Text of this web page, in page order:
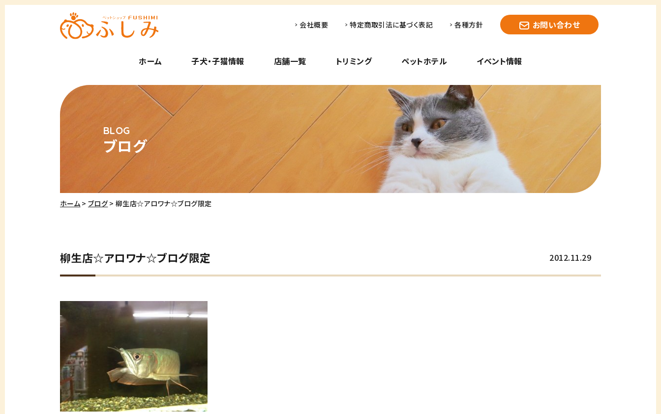
ホーム 子犬・子猫情報 店舗一覧 トリミング ペットホテル イベント情報
会社概要 特定商取引法に基づく表記 各種方針 お問い合わせ
ブログ
ホーム ブログ 柳生店☆アロワナ☆ブログ限定
2012.11.29
柳生店☆アロワナ☆ブログ限定